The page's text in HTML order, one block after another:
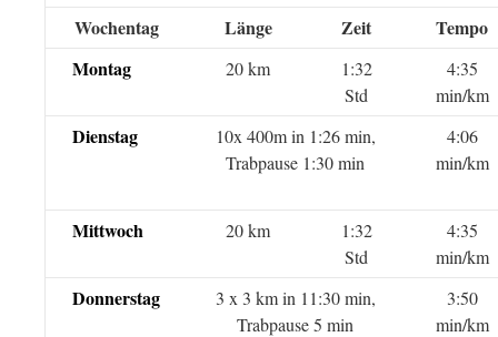
Wochentag
Länge Zeit
Tempo
Montag
20 km
1:32
Std
4:35
min/km
Dienstag
10x 400m in 1:26 min,
Trabpause 1:30 min
4:06
min/km
Mittwoch 20 km
1:32
Std
4:35
min/km
Donnerstag
3 x 3 km in 11:30 min,
Trabpause 5 min
3:50
min/km